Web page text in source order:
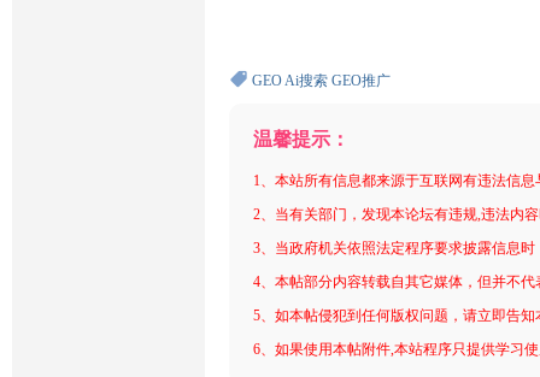
GEO Ai搜索 GEO推广
温馨提示：
1、本站所有信息都来源于互联网有违法信
2、当有关部门，发现本论坛有违规,违法内
3、当政府机关依照法定程序要求披露信息
4、本帖部分内容转载自其它媒体，但并不
5、如本帖侵犯到任何版权问题，请立即告
6、如果使用本帖附件,本站程序只提供学习